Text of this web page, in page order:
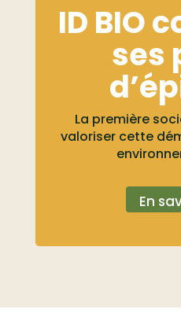
ID BIO
ses
La première
valoriser cette
En